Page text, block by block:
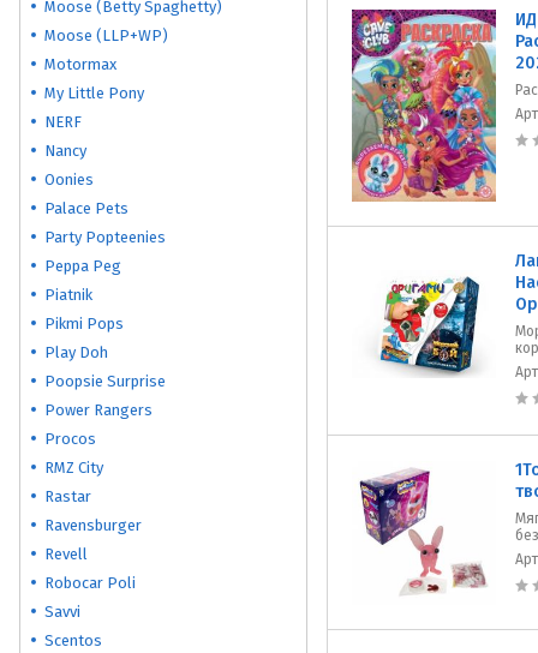
Moose (Betty Spaghetty)
Moose (LLP+WP)
Motormax
My Little Pony
NERF
Nancy
Oonies
Palace Pets
Party Popteenies
Peppa Peg
Piatnik
Pikmi Pops
Play Doh
Poopsie Surprise
Power Rangers
Procos
RMZ City
Rastar
Ravensburger
Revell
Robocar Poli
Savvi
Scentos